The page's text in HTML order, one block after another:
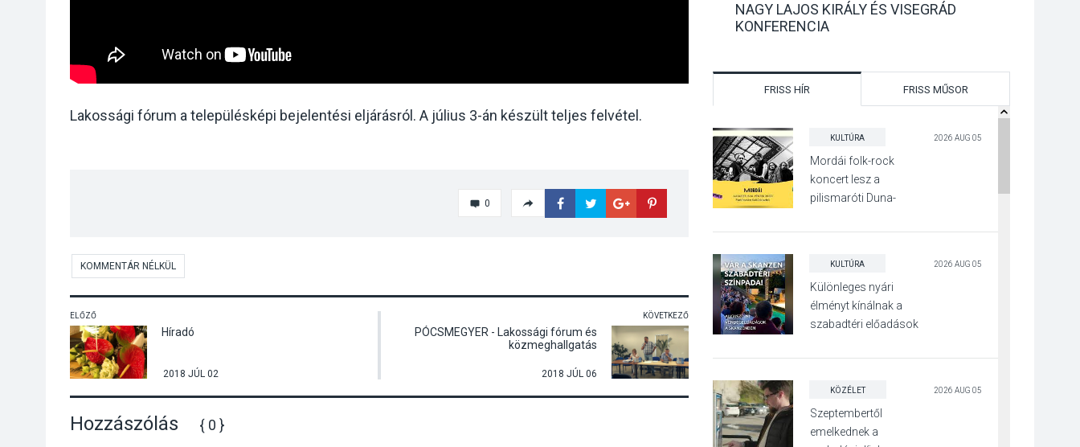
Lakossági fórum a településképi bejelentési eljárásról. A július 3-án készült teljes felvétel.
0
KOMMENTÁR NÉLKÜL
ELŐZŐ
Híradó
2018 JÚL 02
KÖVETKEZŐ
PÓCSMEGYER - Lakossági fórum és
közmeghallgatás
2018 JÚL 06
Hozzászólás { 0 }
NAGY LAJOS KIRÁLY ÉS VISEGRÁD
KONFERENCIA
FRISS HÍR FRISS MŰSOR
KULTÚRA 2026 AUG 05
Mordái folk-rock
koncert lesz a
pilismaróti Duna-
KULTÚRA 2026 AUG 05
Különleges nyári
élményt kínálnak a
szabadtéri előadások
KÖZÉLET 2026 AUG 05
Szeptembertől
emelkednek a